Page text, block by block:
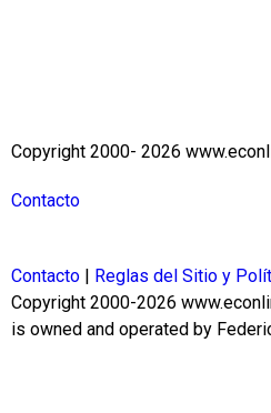
Copyright 2000- 2026
Contacto
Contacto Reglas del Sitio y
Copyright 2000-2026
is owned and operated by